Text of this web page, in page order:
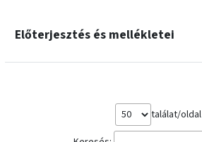
Előterjesztés és mellékletei
találat/oldal